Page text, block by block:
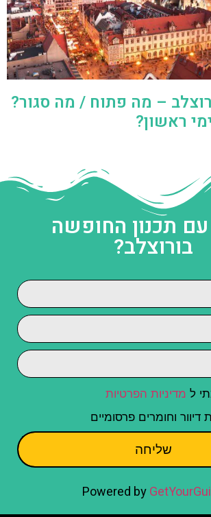
– מה פתוח / מה סגור?
ראשון?
תכנון החופשה
בורוצלב?
ל מדיניות הפרטיות
וחומרים פרסומיים
שליחה
Powered by